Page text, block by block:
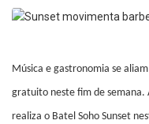
Música e gastronomia se
gratuito neste fim de semana.
realiza o Batel Soho Sunset